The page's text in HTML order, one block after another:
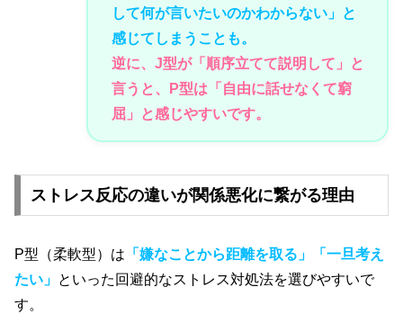
して何が言いたいのかわからない」と
感じてしまうことも。
逆に、J型が「順序立てて説明して」と
言うと、P型は「自由に話せなくて窮
屈」と感じやすいです。
ストレス反応の違いが関係悪化に繋がる理由
P型（柔軟型）は 「嫌なことから距離を取る」「一旦考え
たい」 といった回避的なストレス対処法を選びやすいで
す。